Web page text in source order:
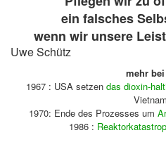
ein falsches
wenn wir unsere
Uwe Schütz
mehr
1967 : USA setzen das dioxin-
1970: Ende des Prozesses um
1986 :